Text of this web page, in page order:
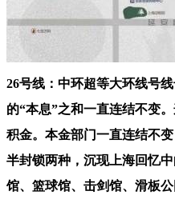
26号线：中环超等大环线号
的“本息”之和一直连结不变
积金。本金部门一直连结不
半封锁两种，沉现上海回忆
馆、篮球馆、击剑馆、滑板